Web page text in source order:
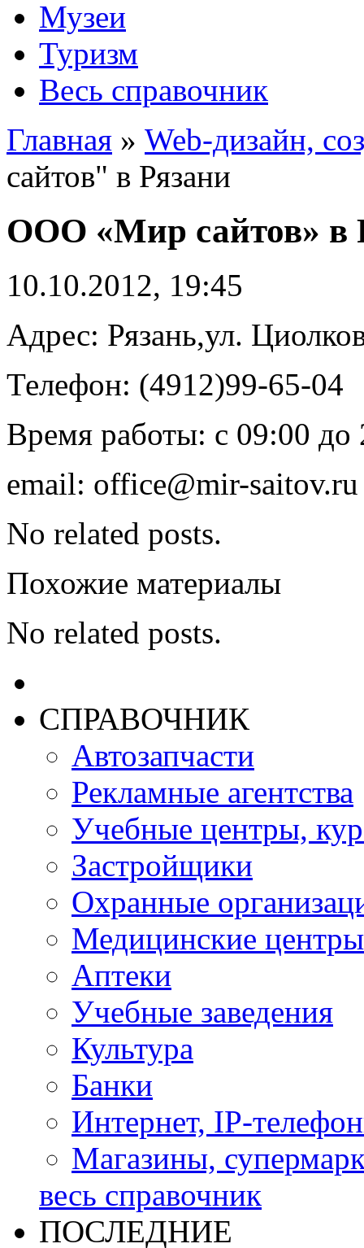
Музеи
Туризм
Весь справочник
Главная » Web-дизайн,
сайтов" в Рязани
ООО «Мир сайтов» в
10.10.2012, 19:45
Адрес: Рязань,ул.
Телефон: (4912)99-65-04
Время работы: с 09:00 до
email: office@mir-saitov.ru
No related posts.
Похожие материалы
No related posts.
СПРАВОЧНИК
Автозапчасти
Рекламные агентства
Учебные центры,
Застройщики
Охранные
Медицинские центры
Аптеки
Учебные заведения
Культура
Банки
Интернет, IP-
Магазины,
весь справочник
ПОСЛЕДНИЕ